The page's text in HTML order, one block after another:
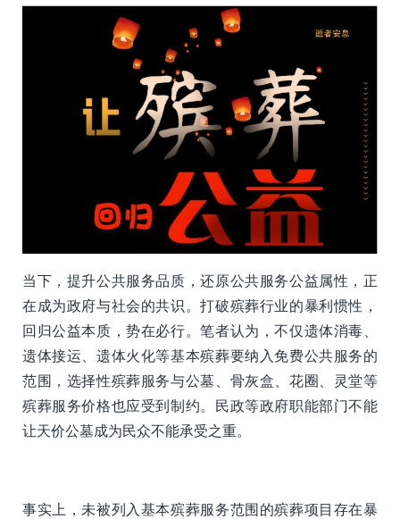
当下，提升公共服务品质，还原公共服务公益属性，正
在成为政府与社会的共识。打破殡葬行业的暴利惯性，
回归公益本质，势在必行。笔者认为，不仅遗体消毒、
遗体接运、遗体火化等基本殡葬要纳入免费公共服务的
范围，选择性殡葬服务与公墓、骨灰盒、花圈、灵堂等
殡葬服务价格也应受到制约。民政等政府职能部门不能
让天价公墓成为民众不能承受之重。
事实上，未被列入基本殡葬服务范围的殡葬项目存在暴